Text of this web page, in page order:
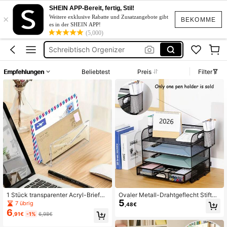
BEKOMME
×
SHEIN APP-Bereit, fertig, Stil!
Weitere exklusive Rabatte und Zusatzangebote gibt
es in der SHEIN APP!
(5,000)
Briefe Organizer
Büro Zubehör
Schreibtisch Orgenizer
Schreibtisch Deko
Briefe Organizer
Büro Zubehör
Empfehlungen Beliebtest Preis Filter
1 Stück transparenter Acryl-Briefha
lter, Schreibtisch-Umschlag- & Dok
umentenorganizer
7 übrig
6 ,91€ -1% 6,98€
Ovaler Metall-Drahtgeflecht Stiftha
lter | langanhaltend Bürobedarf und
unverzichtbarer Desktop-Organizer
5 ,48€